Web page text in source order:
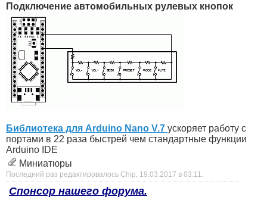
Подключение автомобильных рулевых кнопок
Библиотека для Arduino Nano V.7 ускоряет работу с
портами в 22 раза быстрей чем стандартные функции
Arduino IDE
Миниатюры
Последний раз редактировалось Chip; 19.03.2017 в 03:11.
Спонсор нашего форума.